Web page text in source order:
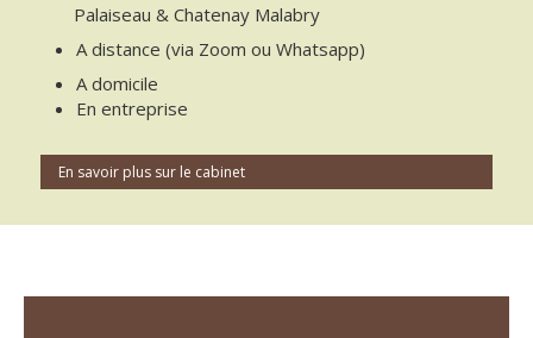
Palaiseau & Chatenay Malabry
A distance (via Zoom ou Whatsapp)
A domicile
En entreprise
En savoir plus sur le cabinet